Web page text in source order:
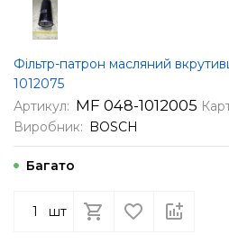
Фільтр-патрон масляний
1012075
Артикул: МF 048-1012005
Виробник: BOSCH
Багато
шт